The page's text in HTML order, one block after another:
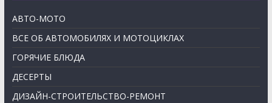
АВТО-МОТО
ВСЕ ОБ АВТОМОБИЛЯХ И МОТОЦИКЛАХ
ГОРЯЧИЕ БЛЮДА
ДЕСЕРТЫ
ДИЗАЙН-СТРОИТЕЛЬСТВО-РЕМОНТ